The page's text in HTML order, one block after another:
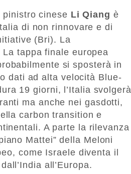
cinese Li Qiang è
di non rinnovare e di
(Bri). La
tappa finale europea
si sposterà in
dati ad alta velocità Blue-
19 giorni, l’Italia svolgerà
ma anche nei gasdotti,
carbon transition e
A parte la rilevanza
Mattei” della Meloni
come Israele diventa il
all’Europa.